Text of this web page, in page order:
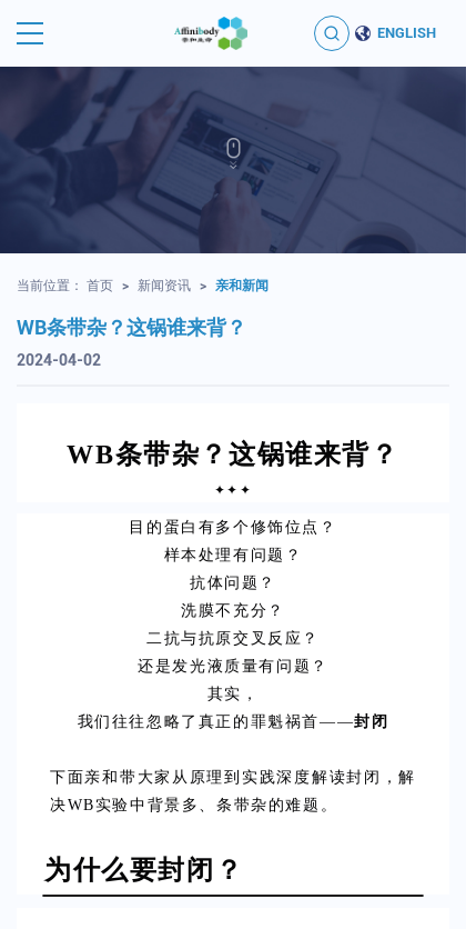
ENGLISH
当前位置： 首页 > 新闻资讯 > 亲和新闻
WB条带杂？这锅谁来背？
2024-04-02
WB条带杂？这锅谁来背？
✦✦✦
目的蛋白有多个修饰位点？
样本处理有问题？
抗体问题？
洗膜不充分？
二抗与抗原交叉反应？
还是发光液质量有问题？
其实，
我们往往忽略了真正的罪魁祸首——封闭
下面亲和带大家从原理到实践深度解读封闭，解
决WB实验中背景多、条带杂的难题。
为什么要封闭？